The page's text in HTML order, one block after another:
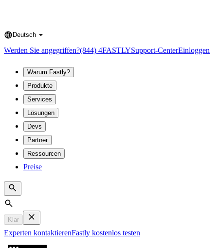
Language
Deutsch
Werden Sie angegriffen?(844) 4FASTLYSupport-CenterEinloggen
Warum Fastly?
Produkte
Services
Lösungen
Devs
Partner
Ressourcen
Preise
Search
Klar
Experten kontaktierenFastly kostenlos testen